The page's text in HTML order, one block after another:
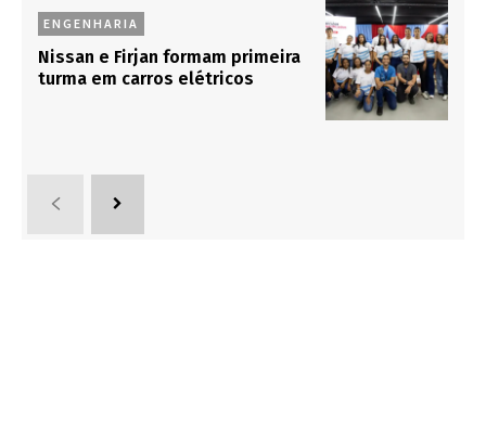
ENGENHARIA
Nissan e Firjan formam primeira
turma em carros elétricos